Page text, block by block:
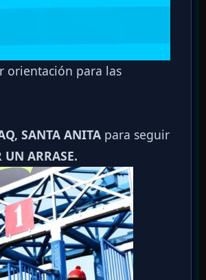
orientación para las
SANTA ANITA para seguir
UN ARRASE.